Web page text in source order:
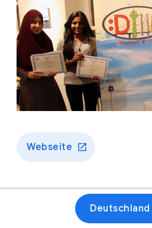
Webseite
Deutschland